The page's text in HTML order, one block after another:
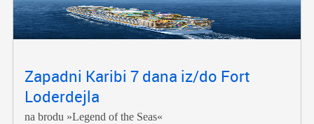
Zapadni Karibi 7 dana iz/do Fort
Loderdejla
na brodu »Legend of the Seas«